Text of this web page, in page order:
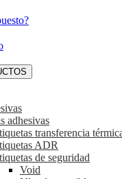
adhesivas
transferencia
ADR
de seguridad
Void